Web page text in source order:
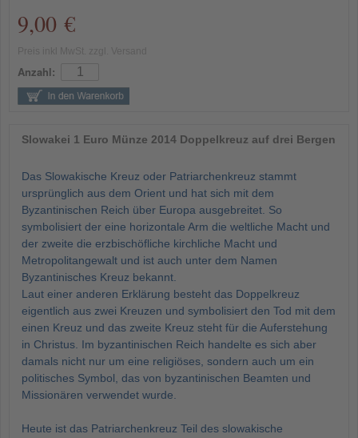
9,00 €
Anzahl:
Slowakei 1 Euro Münze 2014 Doppelkreuz auf drei Bergen
Das Slowakische Kreuz oder Patriarchenkreuz stammt
ursprünglich aus dem Orient und hat sich mit dem
Byzantinischen Reich über Europa ausgebreitet. So
symbolisiert der eine horizontale Arm die weltliche Macht und
der zweite die erzbischöfliche kirchliche Macht und
Metropolitangewalt und ist auch unter dem Namen
Byzantinisches Kreuz bekannt.
Laut einer anderen Erklärung besteht das Doppelkreuz
eigentlich aus zwei Kreuzen und symbolisiert den Tod mit dem
einen Kreuz und das zweite Kreuz steht für die Auferstehung
in Christus. Im byzantinischen Reich handelte es sich aber
damals nicht nur um eine religiöses, sondern auch um ein
politisches Symbol, das von byzantinischen Beamten und
Missionären verwendet wurde.
Heute ist das Patriarchenkreuz Teil des slowakische